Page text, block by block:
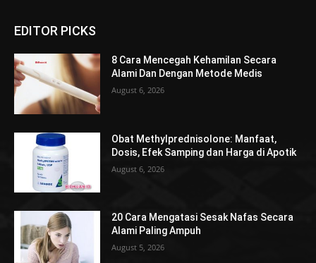
EDITOR PICKS
8 Cara Mencegah Kehamilan Secara
Alami Dan Dengan Metode Medis
August 6, 2026
Obat Methylprednisolone: Manfaat,
Dosis, Efek Samping dan Harga di Apotik
August 6, 2026
20 Cara Mengatasi Sesak Nafas Secara
Alami Paling Ampuh
August 5, 2026